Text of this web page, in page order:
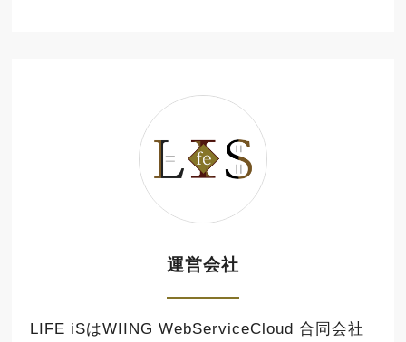
運営会社
LIFE iSはWIING WebServiceCloud 合同会社